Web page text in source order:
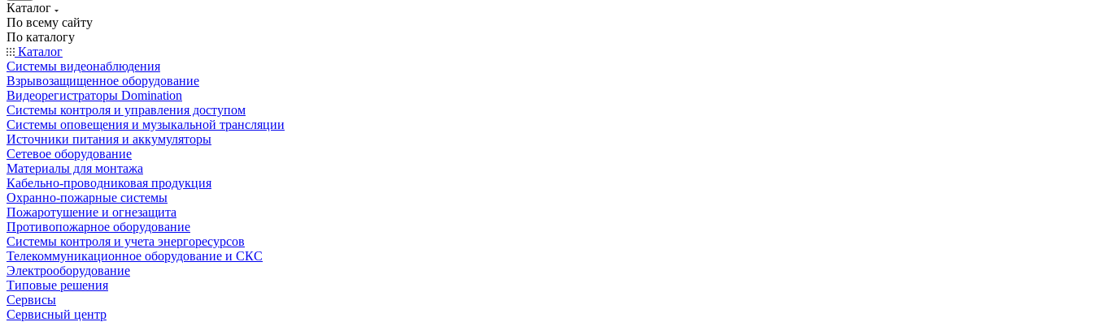
Каталог
По всему сайту
По каталогу
Каталог
Системы видеонаблюдения
Взрывозащищенное оборудование
Видеорегистраторы Domination
Системы контроля и управления доступом
Системы оповещения и музыкальной трансляции
Источники питания и аккумуляторы
Сетевое оборудование
Материалы для монтажа
Кабельно-проводниковая продукция
Охранно-пожарные системы
Пожаротушение и огнезащита
Противопожарное оборудование
Системы контроля и учета энергоресурсов
Телекоммуникационное оборудование и СКС
Электрооборудование
Типовые решения
Сервисы
Сервисный центр